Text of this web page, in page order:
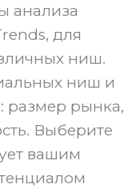
анализа
для
ниш.
ниш и
размер рынка,
Выберите
вашим